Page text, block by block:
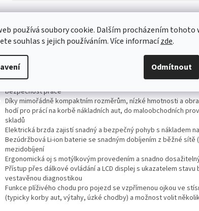
používá soubory cookie. Dalším procházením tohoto
souhlas s jejich používáním. Více informacízde.
Odmítnout
popis produktu
Ergonomická oj s motýlkovým provedením a plynovou vzpěrou
Dálkové ovládání a LCD displej s ukazatelem stavu baterie
Plíživý chod a možnost volit několik rychlostí
Moderní ergonomické provedení a plně elektrické ovládání
výrazně sníží fyzickou námahu obsluhy, zrychlí její práci, zvýší
bezpečnost práce
Díky mimořádně kompaktním rozměrům, nízké hmotnosti a
hodí pro prácí na korbě nákladních aut, do maloobchodních
skladů
Elektrická brzda zajistí snadný a bezpečný pohyb s nákladem
Bezúdržbová Li-ion baterie se snadným dobíjením z běžné sítě
mezidobíjení
Ergonomická oj s motýlkovým provedením a snadno
Přístup přes dálkové ovládání a LCD displej s ukazatelem stavu
vestavěnou diagnostikou
Funkce plíživého chodu pro pojezd se vzpřímenou ojkou ve
(typicky korby aut, výtahy, úzké chodby) a možnost volit